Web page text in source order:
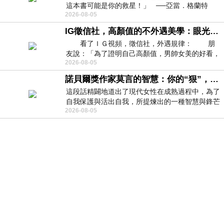
這本書可能是你的救星！」 ──亞當．格蘭特
（Adam Grant），《
2026-08-05
IG徵信社，高顏值的不外遇美學：眼光太高也是一種防禦，為了證明我長得好看，我決定一輩子不外遇！
看了ＩＧ視頻，徵信社，外遇規律： 朋
友說：「為了證明自己高顏值，男帥女美的好看，
且眼光高，我決定一輩子不外遇。」
2026-08-05
諾貝爾獎作家莫言的智慧：你的“狠”，才是最好的自我保護
這段話精闢地道出了現代女性在成熟過程中，為了
自我保護與活出自我，所提煉出的一種智慧與鋒芒
的平衡。 核心解讀與看法
2026-08-05